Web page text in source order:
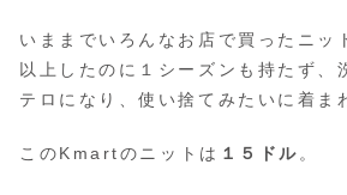
いままでいろんなお店で買ったニッ
以上したのに１シーズンも持たず、
テロになり、使い捨てみたいに着ま
このKmartのニットは １５ドル 。